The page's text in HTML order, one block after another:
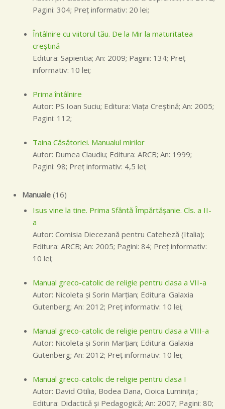
Pagini: 304; Preţ informativ: 20 lei;
Întâlnire cu viitorul tău. De la Mir la maturitatea
creştină
Editura: Sapientia; An: 2009; Pagini: 134; Preţ
informativ: 10 lei;
Prima întâlnire
Autor: PS Ioan Suciu; Editura: Viaţa Creştină; An: 2005;
Pagini: 112;
Taina Căsătoriei. Manualul mirilor
Autor: Dumea Claudiu; Editura: ARCB; An: 1999;
Pagini: 98; Preţ informativ: 4,5 lei;
Manuale (16)
Isus vine la tine. Prima Sfântă Împărtăşanie. Cls. a II-
a
Autor: Comisia Diecezană pentru Cateheză (Italia);
Editura: ARCB; An: 2005; Pagini: 84; Preţ informativ:
10 lei;
Manual greco-catolic de religie pentru clasa a VII-a
Autor: Nicoleta şi Sorin Marţian; Editura: Galaxia
Gutenberg; An: 2012; Preţ informativ: 10 lei;
Manual greco-catolic de religie pentru clasa a VIII-a
Autor: Nicoleta şi Sorin Marţian; Editura: Galaxia
Gutenberg; An: 2012; Preţ informativ: 10 lei;
Manual greco-catolic de religie pentru clasa I
Autor: David Otilia, Bodea Dana, Cioica Luminiţa ;
Editura: Didactică şi Pedagogică; An: 2007; Pagini: 80;